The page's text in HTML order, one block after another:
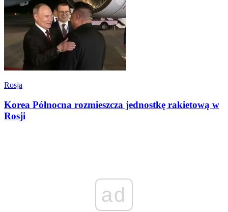
Rosja
Korea Północna rozmieszcza jednostkę rakietową w
Rosji
ad